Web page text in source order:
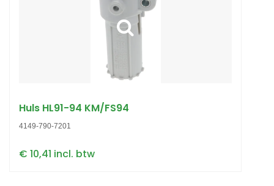
Huls HL91-94 KM/FS94
4149-790-7201
€ 10,41 incl. btw